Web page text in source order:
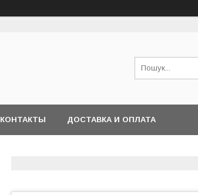
КОНТАКТЫ ДОСТАВКА И ОПЛАТА